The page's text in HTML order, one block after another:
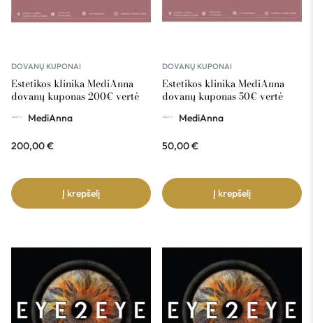
DOVANŲ KUPONAI
Estetikos klinika MediAnna
dovanų kuponas 200€ vertė
MediAnna
200,00€
Į krepšelį
DOVANŲ KUPONAI
Estetikos klinika MediAnna
dovanų kuponas 50€ vertė
MediAnna
50,00€
Į krepšelį